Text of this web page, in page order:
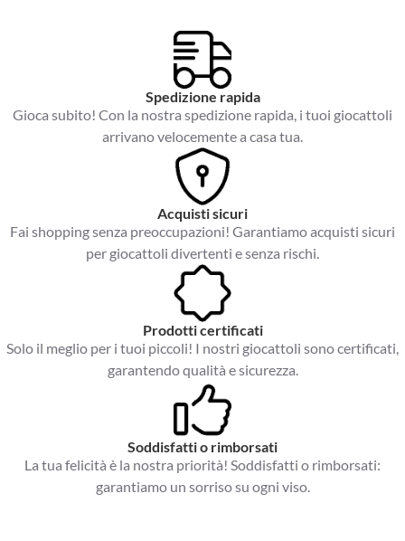
Spedizione rapida
Gioca subito! Con la nostra spedizione rapida, i tuoi giocattoli
arrivano velocemente a casa tua.
Acquisti sicuri
Fai shopping senza preoccupazioni! Garantiamo acquisti sicuri
per giocattoli divertenti e senza rischi.
Prodotti certificati
Solo il meglio per i tuoi piccoli! I nostri giocattoli sono certificati,
garantendo qualità e sicurezza.
Soddisfatti o rimborsati
La tua felicità è la nostra priorità! Soddisfatti o rimborsati:
garantiamo un sorriso su ogni viso.